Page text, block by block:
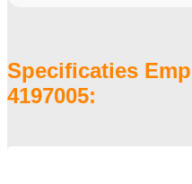
Specificaties
4197005: